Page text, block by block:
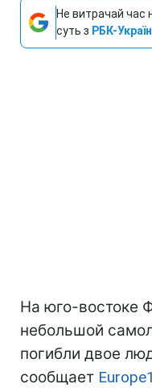
Не витрачай час
суть з РБК-
На юго-востоке
небольшой
погибли двое
сообщает